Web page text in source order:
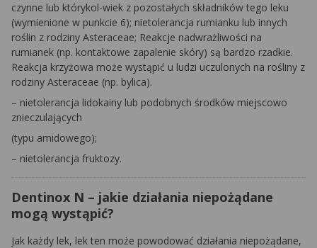
czynne lub którykol-wiek z pozostałych składników tego leku
(wymienione w punkcie 6); nietolerancja rumianku lub innych
roślin z rodziny Asteraceae; Reakcje nadwrażliwości na
rumianek (np. kontaktowe zapalenie skóry) są bardzo rzadkie.
Reakcja krzyżowa może wystąpić u ludzi uczulonych na rośliny z
rodziny Asteraceae (np. bylica).
– nietolerancja lidokainy lub podobnych środków miejscowo
znieczulających
(typu amidowego);
– nietolerancja fruktozy.
Dentinox N – jakie działania niepożądane
mogą wystąpić?
Jak każdy lek, lek ten może powodować działania niepożądane,